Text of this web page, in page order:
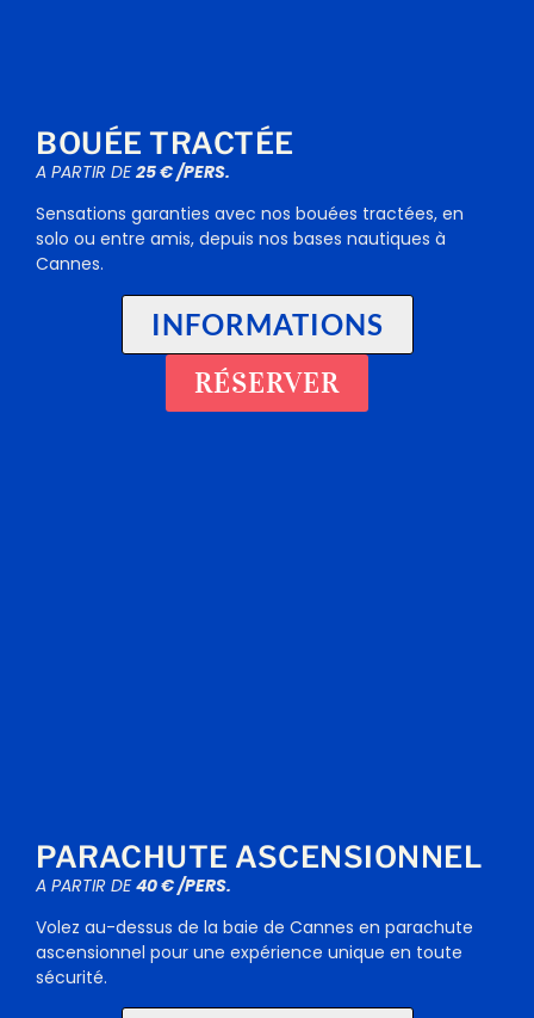
BOUÉE TRACTÉE
A PARTIR DE25 € /PERS.
Sensations garanties avec nos bouées tractées, en
solo ou entre amis, depuis nos bases nautiques à
Cannes.
INFORMATIONS
RÉSERVER
PARACHUTE ASCENSIONNEL
A PARTIR DE40 € /PERS.
Volez au-dessus de la baie de Cannes en parachute
ascensionnel pour une expérience unique en toute
sécurité.